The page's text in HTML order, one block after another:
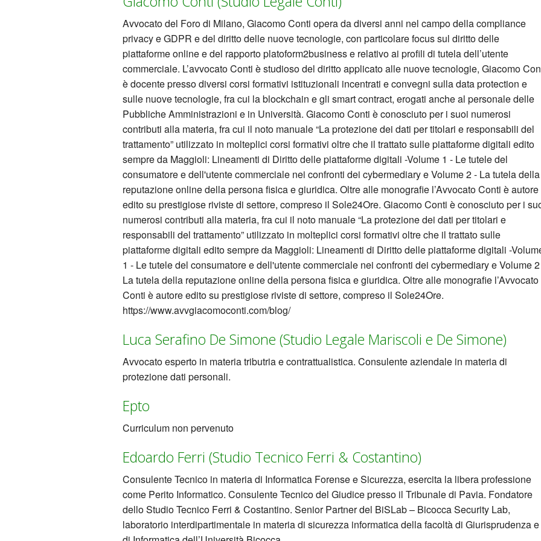
Avvocato del Foro di Milano, Giacomo Conti opera da diversi anni nel campo della compliance
privacy e GDPR e del diritto delle nuove tecnologie, con particolare focus sul diritto delle
piattaforme online e del rapporto platoform2business e relativo ai profili di tutela dell’utente
commerciale. L’avvocato Conti è studioso del diritto applicato alle nuove tecnologie, Giacomo
è docente presso diversi corsi formativi istituzionali incentrati e convegni sulla data protection e
sulle nuove tecnologie, fra cui la blockchain e gli smart contract, erogati anche al personale delle
Pubbliche Amministrazioni e in Università. Giacomo Conti è conosciuto per i suoi numerosi
contributi alla materia, fra cui il noto manuale “La protezione dei dati per titolari e responsabili del
trattamento” utilizzato in molteplici corsi formativi oltre che il trattato sulle piattaforme digitali edito
sempre da Maggioli: Lineamenti di Diritto delle piattaforme digitali -Volume 1 - Le tutele del
consumatore e dell'utente commerciale nei confronti dei cybermediary e Volume 2 - La tutela della
reputazione online della persona fisica e giuridica. Oltre alle monografie l’Avvocato Conti è autore
edito su prestigiose riviste di settore, compreso il Sole24Ore. Giacomo Conti è conosciuto per i
numerosi contributi alla materia, fra cui il noto manuale “La protezione dei dati per titolari e
responsabili del trattamento” utilizzato in molteplici corsi formativi oltre che il trattato sulle
piattaforme digitali edito sempre da Maggioli: Lineamenti di Diritto delle piattaforme digitali -
1 - Le tutele del consumatore e dell'utente commerciale nei confronti dei cybermediary e Volume
La tutela della reputazione online della persona fisica e giuridica. Oltre alle monografie l’Avvocato
Conti è autore edito su prestigiose riviste di settore, compreso il Sole24Ore.
https://www.avvgiacomoconti.com/blog/
Luca Serafino De Simone (Studio Legale Mariscoli e De Simone)
Avvocato esperto in materia tributria e contrattualistica. Consulente aziendale in materia di
protezione dati personali.
Epto
Curriculum non pervenuto
Edoardo Ferri (Studio Tecnico Ferri & Costantino)
Consulente Tecnico in materia di Informatica Forense e Sicurezza, esercita la libera professione
come Perito Informatico. Consulente Tecnico del Giudice presso il Tribunale di Pavia. Fondatore
dello Studio Tecnico Ferri & Costantino. Senior Partner del BiSLab – Bicocca Security Lab,
laboratorio interdipartimentale in materia di sicurezza informatica della facoltà di Giurisprudenza e